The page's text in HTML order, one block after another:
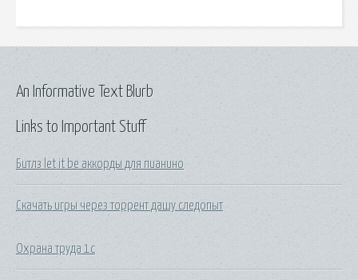
Links to Important Stuff
Битлз let it be аккорды для пианино
Скачать игры через торрент дашу следопыт
Охрана труда 1с
An Informative Text Blurb